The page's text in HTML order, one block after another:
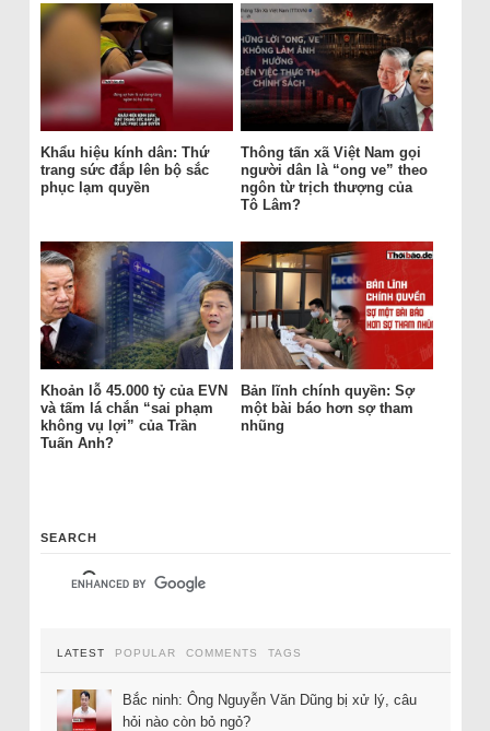
Khẩu hiệu kính dân: Thứ
trang sức đắp lên bộ sắc
phục lạm quyền
Thông tấn xã Việt Nam gọi
người dân là “ong ve” theo
ngôn từ trịch thượng của
Tô Lâm?
Khoản lỗ 45.000 tỷ của EVN
và tấm lá chắn “sai phạm
không vụ lợi” của Trần
Tuấn Anh?
Bản lĩnh chính quyền: Sợ
một bài báo hơn sợ tham
nhũng
SEARCH
LATEST POPULAR COMMENTS TAGS
Bắc ninh: Ông Nguyễn Văn Dũng bị xử lý, câu
hỏi nào còn bỏ ngỏ?